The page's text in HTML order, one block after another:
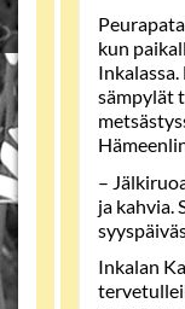
kun
sämpylät
–
ja kahvia.
Inkalan